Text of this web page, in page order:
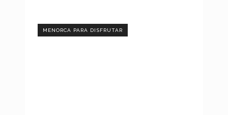
MENORCA PARA DISFRUTAR